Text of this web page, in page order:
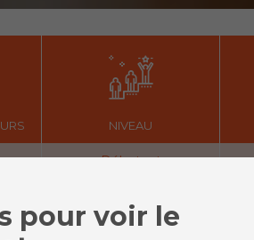
NIVEAU
Débutant
pour voir le